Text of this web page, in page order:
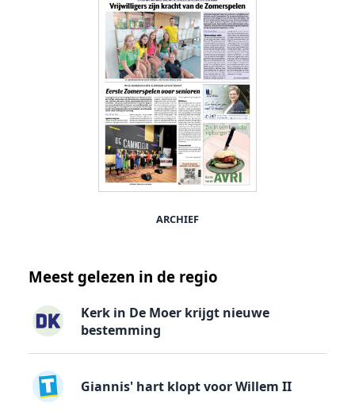
ARCHIEF
Meest gelezen in de regio
Kerk in De Moer krijgt nieuwe
bestemming
Giannis' hart klopt voor Willem II